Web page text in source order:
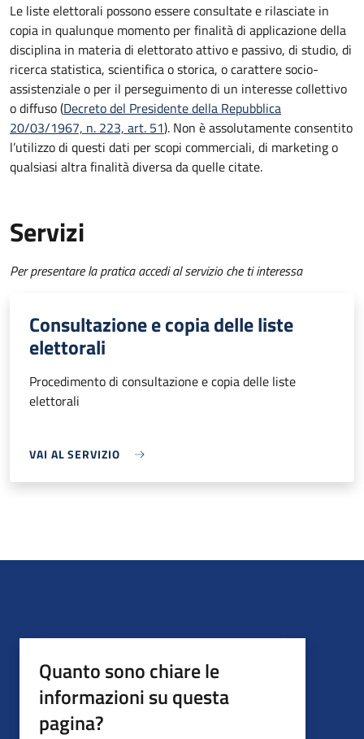
Le liste elettorali possono essere consultate e rilasciate in
copia in qualunque momento per finalità di applicazione della
disciplina in materia di elettorato attivo e passivo, di studio, di
ricerca statistica, scientifica o storica, o carattere socio-
assistenziale o per il perseguimento di un interesse collettivo
o diffuso (Decreto del Presidente della Repubblica
20/03/1967, n. 223, art. 51). Non è assolutamente consentito
l’utilizzo di questi dati per scopi commerciali, di marketing o
qualsiasi altra finalità diversa da quelle citate.
Servizi
Per presentare la pratica accedi al servizio che ti interessa
Consultazione e copia delle liste
elettorali
Procedimento di consultazione e copia delle liste
elettorali
VAI AL SERVIZIO
Quanto sono chiare le
informazioni su questa
pagina?